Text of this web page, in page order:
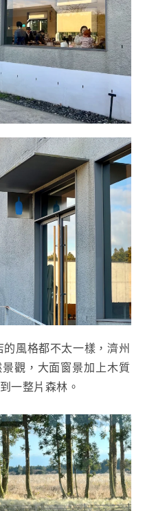
風格都不太一樣，濟州
觀，大面窗景加上木質
一整片森林。